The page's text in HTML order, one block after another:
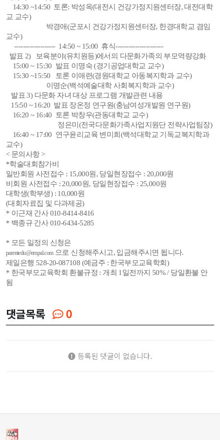
14:30 ~14:50 토론: 박성옥(대전시 건강가정지원센터장, 대전대학
교 교수)
박경애(군포시 건강가정지원센터장, 한경대학교 겸임
교수)
------------------- 14:50 ~ 15:00 휴식----------------------
발표 2) 보육분야(유치원등)에서의 다문화가족의 부모역량강화
15:00 ~ 15:30 발표 이명숙 (경기공업대학교 교수)
15:30 ~15:50 토론 이애련(경원대학교 아동복지학과 교수)
이명순(백석예술대학 사회복지학과 교수)
발표 3) 다문화 자녀 대상 프로그램 개발관련 내용
15:50 ~ 16:20 발표 장온정 연구원(충남여성개발원 연구원)
16:20 ~ 16:40 토론 박창우(관동대학교 교수)
정은미(전국다문화가족사업지원단 전략사업팀장)
16:40 ~ 17:00 연구윤리교육 변미희(백석대학교 기독교복지학과
교수)
< 문의사항 >
*학술대회참가비
일반회원 사전접수 : 15,000원, 당일현장접수 : 20,000원
비회원 사전접수 : 20,000원, 당일현장접수 : 25,000원
대학생(학부생) : 10,000원
(대회자료집 및 다과제공)
* 이근재 간사 010-8414-8416
* 백종규 간사 010-6434-5285
* 모든 일정의 신청은
parentedu@empal.com으로 신청해주시고, 입금해주시면 됩니다.
제일은행 528-20-087108 (예금주 : 한국부모교육학회)
* 한국부모교육학회 환불규정 : 개최 1일전까지 50% / 당일환불 안
됨
댓글목록 0
등록된 댓글이 없습니다.